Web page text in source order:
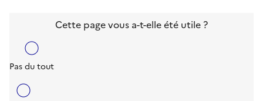
Cette page vous a-t-elle été utile ?
Pas du tout